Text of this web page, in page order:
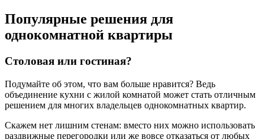
Популярные решения для
однокомнатной квартиры
Столовая или гостиная?
Подумайте об этом, что вам больше нравится? Ведь
объединение кухни с жилой комнатой может стать отличным
решением для многих владельцев однокомнатных квартир.
Скажем нет лишним стенам: вместо них можно использовать
раздвижные перегородки или же вовсе отказаться от любых